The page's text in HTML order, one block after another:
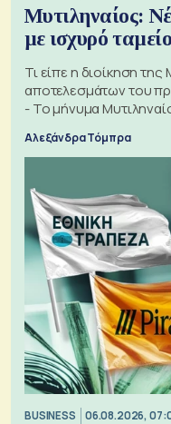
Μυτιληναίος:
με ισχυρό ταμείο
Τι είπε η διοίκηση
αποτελεσμάτων του
- Το μήνυμα
Αλεξάνδρα Τόμπρα
BUSINESS 06.08.2026,